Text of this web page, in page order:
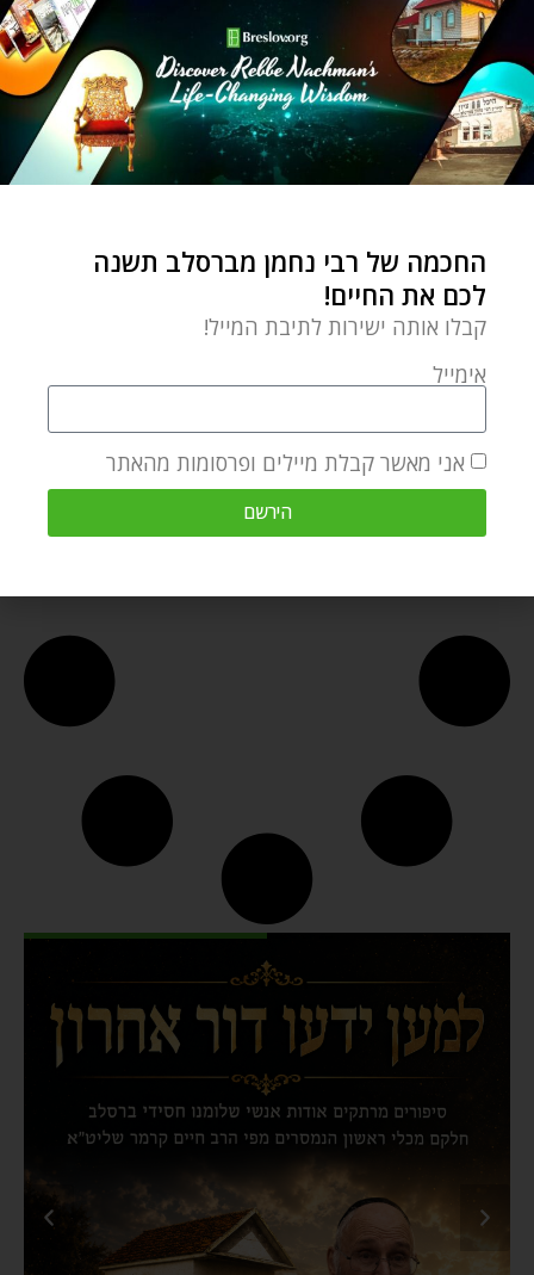
אומן ראש השנה
מסר בקודים והספר הסודי
byGedaliah Fleer
איך השפיע הספר הסודי
לפני מאות שנים על הנסיעה
החכמה של רבי נחמן מברסלב תשנה
לכם את החיים!
קבלו אותה ישירות לתיבת המייל!
אימייל
אני מאשר קבלת מיילים ופרסומות מהאתר
הירשם